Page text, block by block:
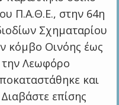
Π.Α.Θ.Ε., στην 64η
Σχηματαρίου
κόμβο Οινόης έως
Λεωφόρο
και
επίσης